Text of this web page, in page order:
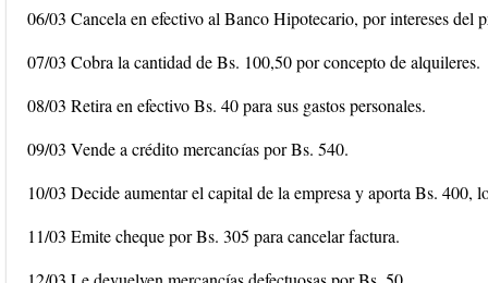
06/03 Cancela en efectivo al Banco Hipotecario, por intereses del
07/03 Cobra la cantidad de Bs. 100,50 por concepto de alquileres.
08/03 Retira en efectivo Bs. 40 para sus gastos personales.
09/03 Vende a crédito mercancías por Bs. 540.
10/03 Decide aumentar el capital de la empresa y aporta Bs. 400,
11/03 Emite cheque por Bs. 305 para cancelar factura.